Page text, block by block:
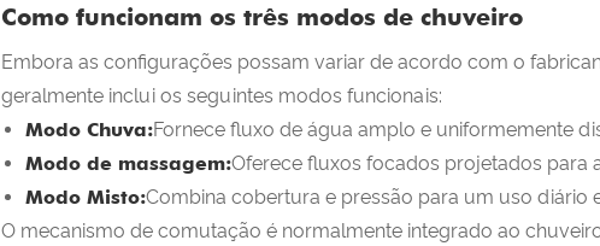
Como funcionam os três modos de chuveiro
Embora as configurações possam variar de acordo com o
geralmente inclui os seguintes modos funcionais:
Modo Chuva:Fornece fluxo de água amplo e uniformemente
Modo de massagem:Oferece fluxos focados projetados para
Modo Misto:Combina cobertura e pressão para um uso diário
O mecanismo de comutação é normalmente integrado ao